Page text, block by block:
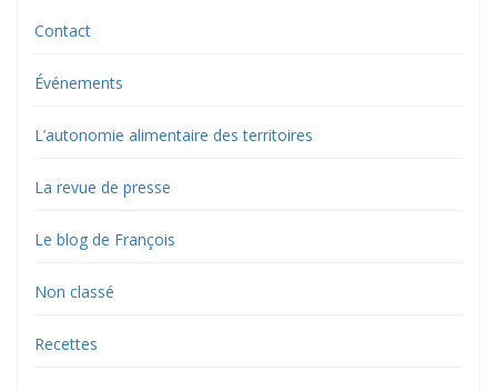
Contact
Événements
L’autonomie alimentaire des territoires
La revue de presse
Le blog de François
Non classé
Recettes